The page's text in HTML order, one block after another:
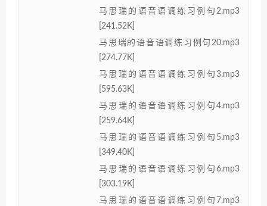
马思瑞的语音语调练习例句2.mp3
[241.52K]
马思瑞的语音语调练习例句20.mp3
[274.77K]
马思瑞的语音语调练习例句3.mp3
[595.63K]
马思瑞的语音语调练习例句4.mp3
[259.64K]
马思瑞的语音语调练习例句5.mp3
[349.40K]
马思瑞的语音语调练习例句6.mp3
[303.19K]
马思瑞的语音语调练习例句7.mp3